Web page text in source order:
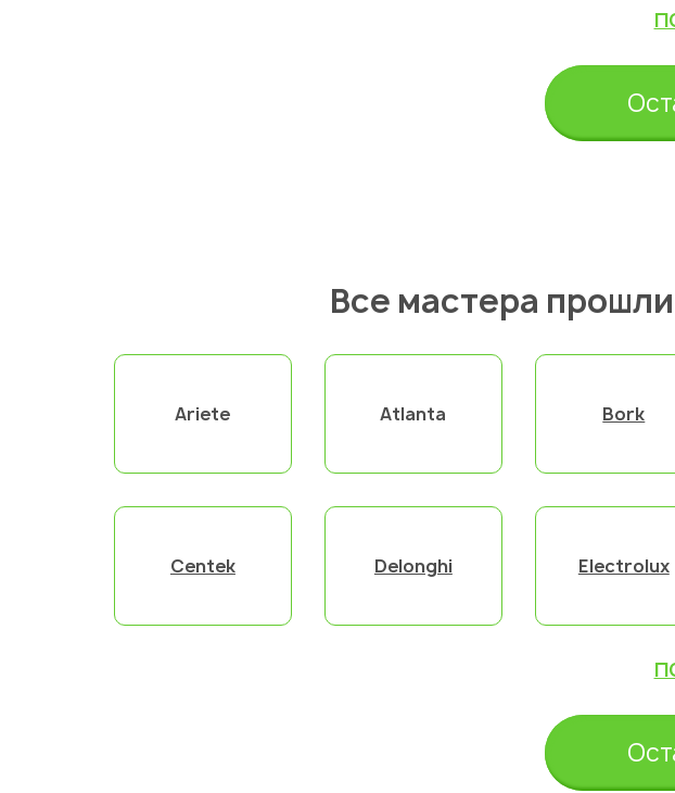
Все мастера
Ariete Atlanta Bork
Centek Delonghi Electrolux